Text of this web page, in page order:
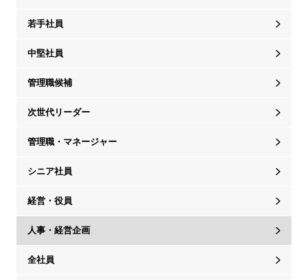
若手社員
中堅社員
管理職候補
次世代リーダー
管理職・マネージャー
シニア社員
経営・役員
人事・経営企画
全社員